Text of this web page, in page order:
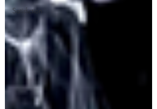
Satisfiction